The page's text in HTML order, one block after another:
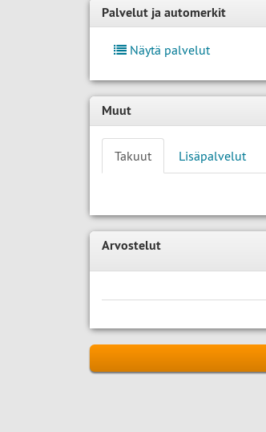
Palvelut ja automerkit
Näytä palvelut
Muut
Takuut Lisäpalvelut
Arvostelut